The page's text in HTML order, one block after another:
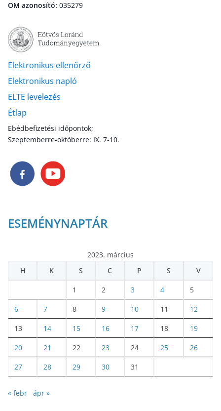
OM azonosító: 035279
Elektronikus ellenőrző
Elektronikus napló
ELTE levelezés
Étlap
Ebédbefizetési időpontok;
Szeptemberre-októberre: IX. 7-10.
ESEMÉNYNAPTÁR
2023. március
H
K S C P S V
1 2 3 4 5
6 7 8 9 10 11 12
13 14 15 16 17 18 19
20 21 22 23 24 25 26
27 28 29 30 31
« febr ápr »